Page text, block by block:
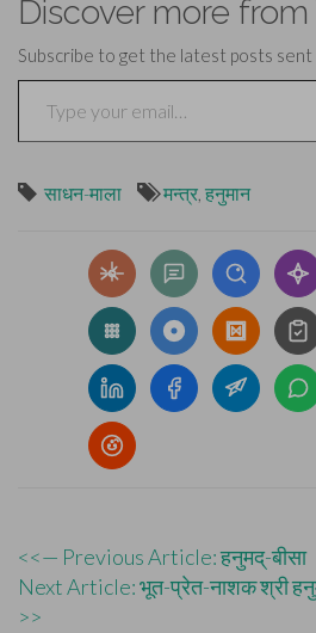
Discover more
Subscribe to get the latest posts sent
Type your email…
साधन-माला मन्त्र, हनुमान
Post
navigation
<<— Previous Article: हनुमद्-बीसा
Next Article: भूत-प्रेत-नाशक श्री
>>